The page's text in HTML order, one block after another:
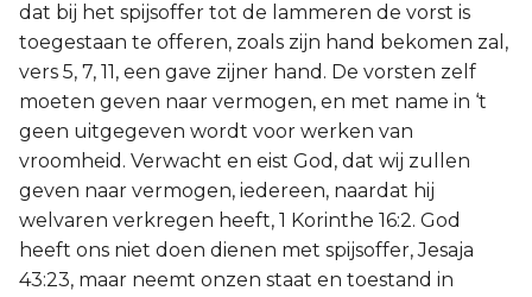
dat bij het spijsoffer tot de lammeren de vorst is
toegestaan te offeren, zoals zijn hand bekomen zal,
vers 5, 7, 11, een gave zijner hand. De vorsten zelf
moeten geven naar vermogen, en met name in ‘t
geen uitgegeven wordt voor werken van
vroomheid. Verwacht en eist God, dat wij zullen
geven naar vermogen, iedereen, naardat hij
welvaren verkregen heeft, 1 Korinthe 16:2. God
heeft ons niet doen dienen met spijsoffer, Jesaja
43:23, maar neemt onzen staat en toestand in